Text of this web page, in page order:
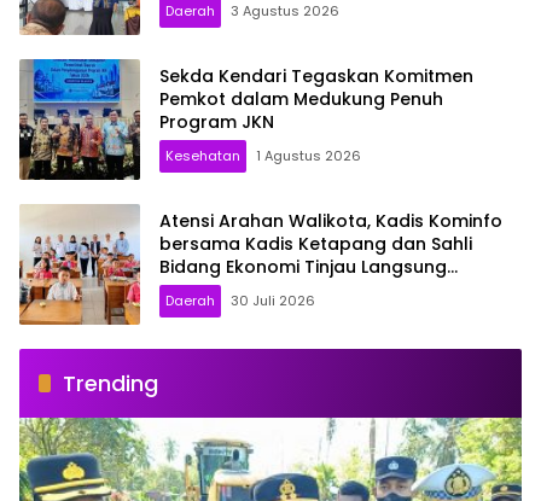
Daerah 3 Agustus 2026
Sekda Kendari Tegaskan Komitmen
Pemkot dalam Medukung Penuh
Program JKN
Kesehatan 1 Agustus 2026
Atensi Arahan Walikota, Kadis Kominfo
bersama Kadis Ketapang dan Sahli
Bidang Ekonomi Tinjau Langsung
Program MBG di Sekolah: Pastikan
Berjalan Optimal
Daerah 30 Juli 2026
Trending